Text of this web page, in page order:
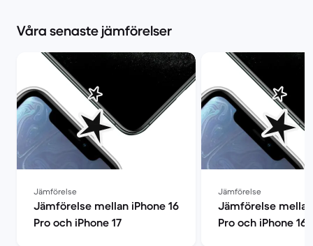
Våra senaste jämförelser
Jämförelse
Jämförelse mellan iPhone 16
Pro och iPhone 17
Jämförelse
Jämförelse mellan
Pro och iPhone 16